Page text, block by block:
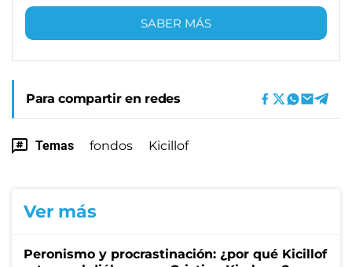
SABER MÁS
Para compartir en redes
Temas fondos Kicillof
Ver más
Peronismo y procrastinación: ¿por qué Kicillof